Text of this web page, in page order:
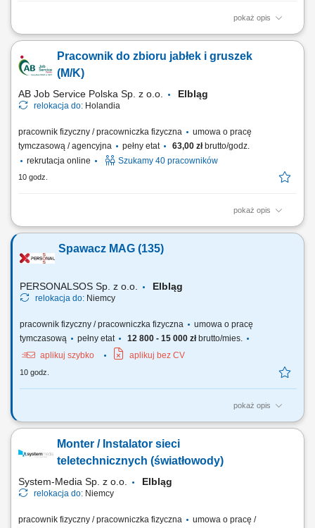
pokaż opis
Twoje zadania prace przy montażu plastikowych okien i drzwi,
maszyn i narzędzi ręcznych, pakowanie, konfekcjonowanie i załadunek
okien, drzwi i akcesoriów.
Pracownik do zbioru jabłek i gruszek
(M/K)
AB Job Service Polska Sp. z o.o. Elbląg
relokacja do: Holandia
pracownik fizyczny / pracowniczka fizyczna
umowa o pracę
tymczasową / agencyjna
pełny etat 63,00 złbrutto/godz.
rekrutacja online
Szukamy 40 pracowników
10 godz.
pokaż opis
Zakres obowiązków ręczny zbiór jabłek i gruszek w sadach, praca z
selekcja zebranych owoców, układanie owoców w skrzynkach zgodnie
z wytycznymi. Wymagania gotowość do wyjazdu na okres 3–6 tygodni
Spawacz MAG (135)
PERSONALSOS Sp. z o.o. Elbląg
relokacja do: Niemcy
pracownik fizyczny / pracowniczka fizyczna
umowa o pracę
tymczasową
pełny etat 12 800 - 15 000 złbrutto/mies.
aplikuj szybko
aplikuj bez CV
10 godz.
pokaż opis
Zadania: Spawanie metodą MAG 135 (drut lity w osłonie gazu
dokumentacją techniczną; Dbanie o jakość wykonywanych spoin;
Monter / Instalator sieci
teletechnicznych (światłowody)
System-Media Sp. z o.o. Elbląg
relokacja do: Niemcy
pracownik fizyczny / pracowniczka fizyczna
umowa o pracę /